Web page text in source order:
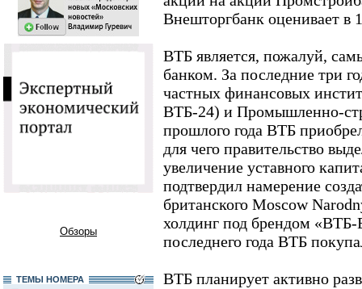
Обзоры
ТЕМЫ НОМЕРА
Внешторгбанк оценивает в
ВТБ является, пожалуй,
банком. За последние три
частных финансовых
ВТБ-24) и Промышленно-
прошлого года ВТБ
для чего правительство
увеличение уставного
подтвердил намерение
британского Moscow
холдинг под брендом «ВТБ-
последнего года ВТБ
ВТБ планирует активно